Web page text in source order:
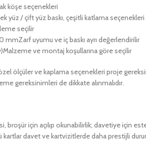
köşe seçenekleri
yüz / çift yüz baskı, çeşitli katlama seçenekleri
seçilir
uyumu ve iç baskı ayrı değerlendirilir
ve montaj koşullarına göre seçilir
ölçüler ve kaplama seçenekleri proje
gereksinimleri de dikkate alınmalıdır.
broşür için açılıp okunabilirlik; davetiye için
davet ve kartvizitlerde daha prestijli